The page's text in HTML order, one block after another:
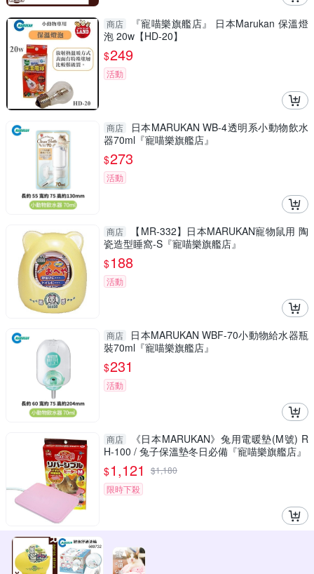
商店
『寵喵樂旗艦店』 日本Marukan 保溫燈
泡 20w【HD-20】
$249
活動
商店
日本MARUKAN WB-4透明系小動物飲水
器70ml『寵喵樂旗艦店』
$273
活動
商店
【MR-332】日本MARUKAN寵物鼠用 陶
瓷造型睡窩-S『寵喵樂旗艦店』
$188
活動
商店
日本MARUKAN WBF-70小動物給水器瓶
裝70ml『寵喵樂旗艦店』
$231
活動
商店
《日本MARUKAN》兔用電暖墊(M號) R
H-100 / 兔子保溫墊冬日必備『寵喵樂旗艦店』
$1,121 $1,180
限時下殺